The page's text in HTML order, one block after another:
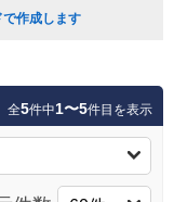
作成します
全5件中1〜5件目を表示